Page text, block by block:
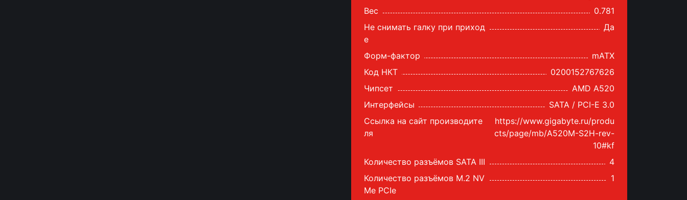
Вес
0.781
Не снимать галку при приход
е
Да
Форм-фактор
mATX
Код НКТ
0200152767626
Чипсет
AMD A520
Интерфейсы
SATA / PCI-E 3.0
Ссылка на сайт производите
ля
https://www.gigabyte.ru/produ
cts/page/mb/A520M-S2H-rev-
10#kf
Количество разъёмов SATA III
4
Количество разъёмов M.2 NV
Me PCIe
1